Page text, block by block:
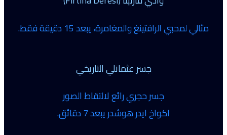
مثالي لمحبي الرافتينغ والمغامرة، يبعد 15 دقيقة فقط.
جسر عثمانلي التاريخي
جسر حجري رائع لالتقاط الصور
اكواخ ايدر هوشدر يبعد 7 دقائق.